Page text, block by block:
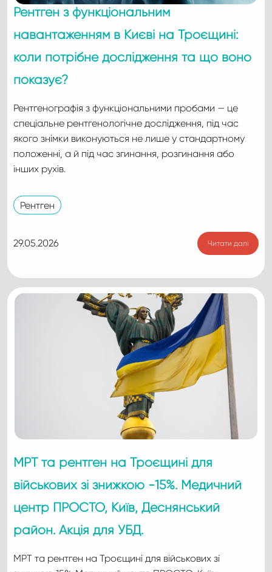
Рентген з функціональним
навантаженням в Києві на Троєщині:
коли потрібне дослідження та що воно
показує?
Рентгенографія з функціональними пробами — це
спеціальне рентгенологічне дослідження, під час
якого знімки виконуються не лише у стандартному
положенні, а й під час згинання, розгинання або
інших рухів.
Рентген
29.05.2026 Читати далі
МРТ та рентген на Троєщині для
військових зі знижкою -15%. Медичний
центр ПРОСТО, Київ, Деснянський
район. Акція для УБД.
МРТ та рентген на Троєщині для військових зі